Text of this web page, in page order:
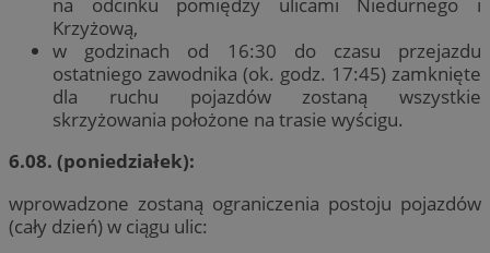
na odcinku pomiędzy ulicami Niedurnego i
Krzyżową,
w godzinach od 16:30 do czasu przejazdu
ostatniego zawodnika (ok. godz. 17:45) zamknięte
dla ruchu pojazdów zostaną wszystkie
skrzyżowania położone na trasie wyścigu.
6.08. (poniedziałek):
wprowadzone zostaną ograniczenia postoju pojazdów
(cały dzień) w ciągu ulic: